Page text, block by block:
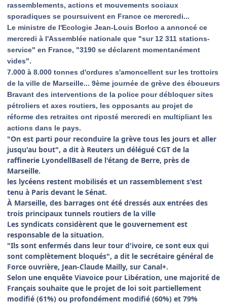
rassemblements, actions et mouvements sociaux
sporadiques se poursuivent en France ce mercredi...
Le ministre de l'Ecologie Jean-Louis Borloo a annoncé ce
mercredi à l'Assemblée nationale que "sur 12 311 stations-
service" en France, "3190 se déclarent momentanément
vides".
7.000 à 8.000 tonnes d'ordures s'amoncellent sur les trottoirs
de la ville de Marseille... 9ème journée de grève des éboueurs
Bravant des interventions de la police pour débloquer sites
pétroliers et axes routiers, les opposants au projet de
réforme des retraites ont riposté mercredi en multipliant les
actions dans le pays.
"On est parti pour reconduire la grève tous les jours et aller
jusqu'au bout", a dit à Reuters un délégué CGT de la
raffinerie LyondellBasell de l'étang de Berre, près de
Marseille.
les lycéens restent mobilisés et un rassemblement s'est
tenu à Paris devant le Sénat.
À Marseille, des barrages ont été dressés aux entrées des
trois principaux tunnels routiers de la ville
Les syndicats considèrent que le gouvernement est
responsable de la situation.
"Ils sont enfermés dans leur tour d'ivoire, ce sont eux qui
sont complètement bloqués", a dit le secrétaire général de
Force ouvrière, Jean-Claude Mailly, sur Canal+.
Selon une enquête Viavoice pour Libération, une majorité de
Français souhaite que le projet de loi soit partiellement
modifié (61%) ou profondément modifié (60%) et 79%